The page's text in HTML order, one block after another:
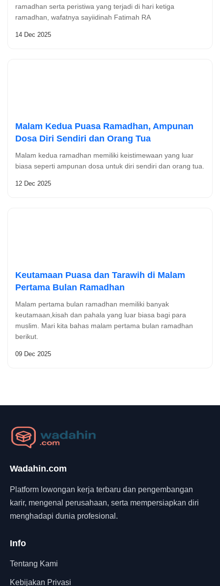
ramadhan serta peristiwa yang terjadi di hari ketiga
ramadhan, wafatnya sayiidinah Fatimah RA
14 Dec 2025
Malam Kedua Puasa Ramadhan, Ampunan
Dosa Diri Sendiri dan Orang Tua
Malam kedua ramadhan memiliki keistimewaan yang luar
biasa seperti ampunan dosa untuk diri sendiri dan orang tua.
12 Dec 2025
Keutamaan Puasa dan Tarawih di Malam
Pertama Bulan Ramadhan
Malam pertama bulan ramadhan memiliki banyak
keutamaan,kisah dan pahala yang luar biasa bagi para
muslim. Mari kita bahas malam pertama bulan ramadhan
berikut.
09 Dec 2025
Wadahin.com
Platform lowongan kerja terbaru dan pengembangan
karir, mengenal perusahaan, serta mempersiapkan diri
menghadapi dunia profesional.
Info
Tentang Kami
Kebijakan Privasi